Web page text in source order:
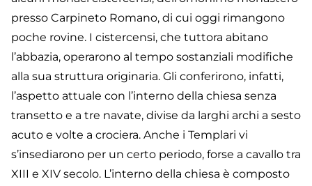
presso Carpineto Romano, di cui oggi rimangono
poche rovine. I cistercensi, che tuttora abitano
l’abbazia, operarono al tempo sostanziali modifiche
alla sua struttura originaria. Gli conferirono, infatti,
l’aspetto attuale con l’interno della chiesa senza
transetto e a tre navate, divise da larghi archi a sesto
acuto e volte a crociera. Anche i Templari vi
s’insediarono per un certo periodo, forse a cavallo tra
XIII e XIV secolo. L’interno della chiesa è composto